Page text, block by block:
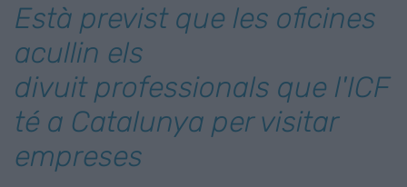
Està previst que les oficines
acullin els
divuit professionals que l'ICF
té a Catalunya per visitar
empreses